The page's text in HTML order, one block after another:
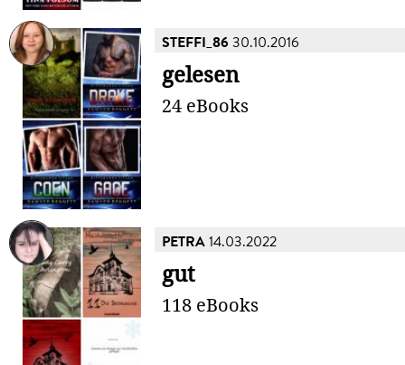
STEFFI_86 30.10.2016
gelesen
24 eBooks
PETRA14.03.2022
gut
118 eBooks